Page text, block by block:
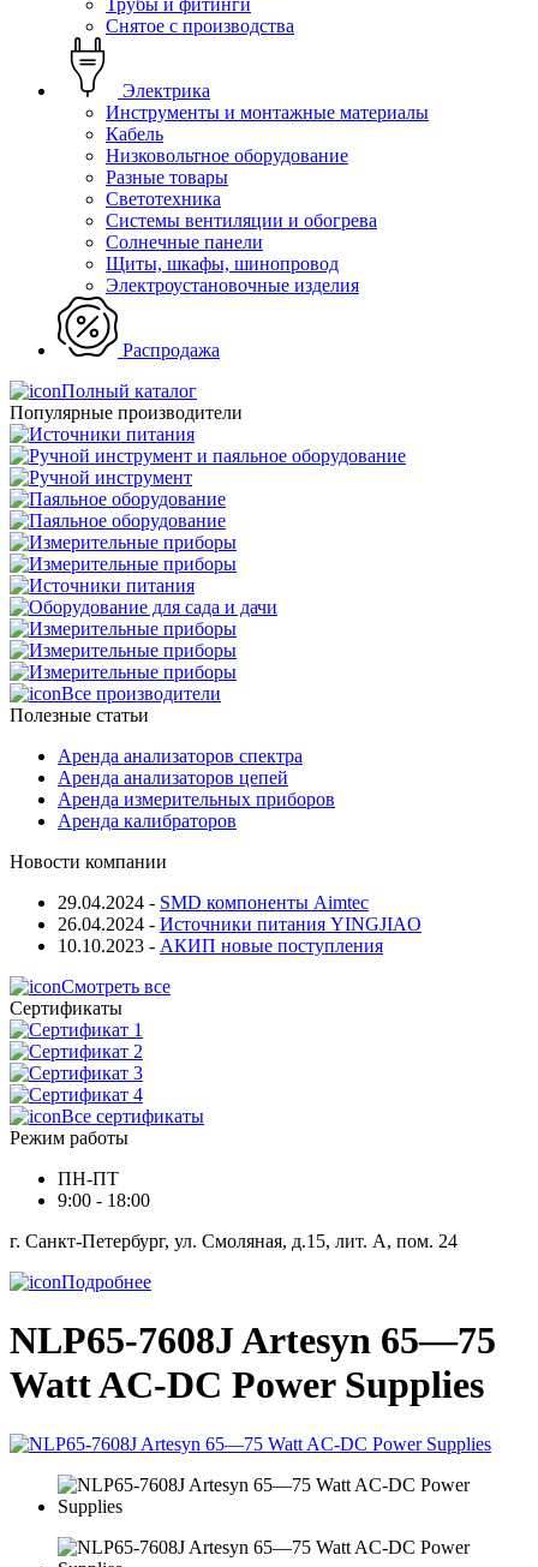
Трубы и фитинги
Снятое с производства
Электрика
Инструменты и монтажные материалы
Кабель
Низковольтное оборудование
Разные товары
Светотехника
Системы вентиляции и обогрева
Солнечные панели
Щиты, шкафы, шинопровод
Электроустановочные изделия
Распродажа
Полный каталог
Популярные производители
Все производители
Полезные статьи
Аренда анализаторов спектра
Аренда анализаторов цепей
Аренда измерительных приборов
Аренда калибраторов
Новости компании
29.04.2024 - SMD компоненты Aimtec
26.04.2024 - Источники питания YINGJIAO
10.10.2023 - АКИП новые поступления
Смотреть все
Сертификаты
Все сертификаты
Режим работы
ПН-ПТ
9:00 - 18:00
г. Санкт-Петербург, ул. Смоляная, д.15, лит. А, пом. 24
Подробнее
NLP65-7608J Artesyn 65—75
Watt AC-DC Power Supplies